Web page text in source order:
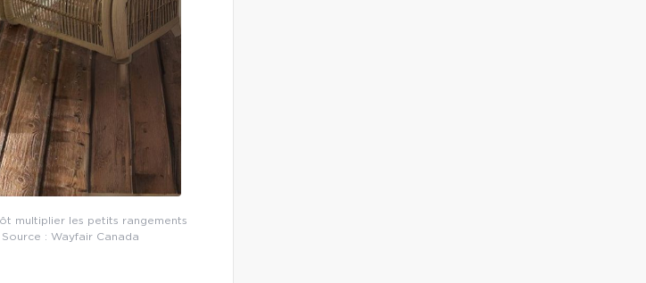
multiplier les petits rangements
: Wayfair Canada